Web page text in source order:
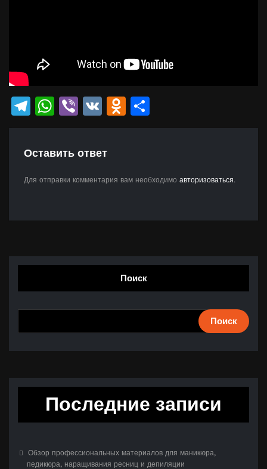
Telegram
WhatsApp
Viber
VK Odnoklassniki
Оставить ответ
Для отправки комментария вам необходимо авторизоваться.
Поиск
Поиск
Последние записи
Обзор профессиональных материалов для маникюра,
педикюра, наращивания ресниц и депиляции